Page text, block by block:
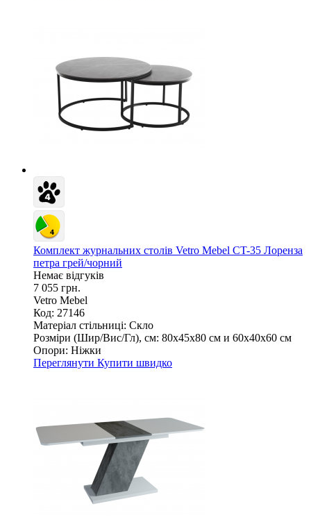
Комплект журнальних столів Vetro Mebel CT-35 Лоренза
петра грей/чорний
Немає відгуків
7 055 грн.
Vetro Mebel
Код: 27146
Матеріал стільниці: Скло
Розміри (Шир/Вис/Гл), см: 80х45х80 см и 60х40х60 см
Опори: Ніжки
Переглянути Купити швидко